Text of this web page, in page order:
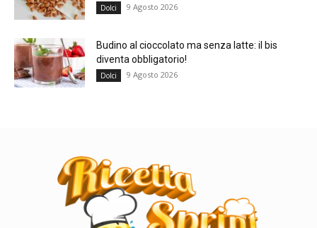
Dolci 9 Agosto 2026
Budino al cioccolato ma senza latte: il bis
diventa obbligatorio!
Dolci 9 Agosto 2026